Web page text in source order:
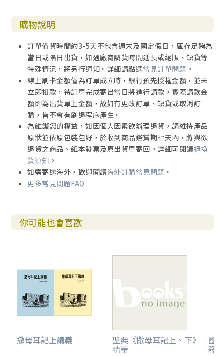
購物說明
訂單備貨時間約3-5天不包含週末及國定假日，庫存足夠為
當日或隔日出貨，如遇廠商調貨時間延長或絕版、缺貨等
特殊情況，將另行通知。詳細請點選常見訂單問題 。
線上刷卡金額僅為訂單成立時，銀行預先授權金額，並未
立即扣款，待訂單完成寄出當日將進行請款，實際請款金
額即為出貨單上金額，故如有更改訂單、缺貨或取消訂
購，皆不會有刷退程序產生。
為維護您的權益，如因個人因素欲辦理退貨，請維持產品
原狀並依原包裝包好，於收到商品鑑賞期七天內，將與欲
退貨之商品、紙本發票及原出貨單寄回。詳細可閱讀退換
貨須知 。
如需寄送海外，歡迎閱讀海外訂購常見問題 。
更多常見問題FAQ
你可能也會喜歡
撒母耳記上講義 聖典《撒母耳記上、下》
精華
國
釋